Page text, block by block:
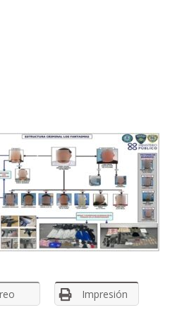
Impresión